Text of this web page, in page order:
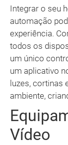
Integrar o seu
automação
experiência.
todos os
um único
um aplicativo
luzes, cortinas
ambiente,
Vídeo